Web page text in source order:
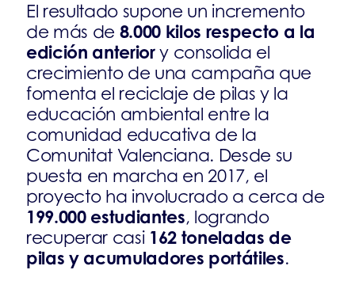
El resultado supone un incremento
de más de 8.000 kilos respecto a la
edición anteriory consolida el
crecimiento de una campaña que
fomenta el reciclaje de pilas y la
educación ambiental entre la
comunidad educativa de la
Comunitat Valenciana. Desde su
puesta en marcha en 2017, el
proyecto ha involucrado a cerca de
199.000 estudiantes, logrando
recuperar casi 162 toneladas de
pilas y acumuladores portátiles.